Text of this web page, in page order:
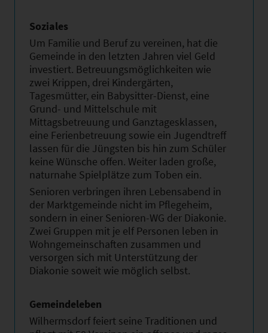
Soziales
Um Familie und Beruf zu vereinen, hat die
Gemeinde in den letzten Jahren viel Geld
investiert. Betreuungsmöglichkeiten wie
zwei Krippen, drei Kindergärten,
Tagesmütter, ein Babysitter-Dienst, eine
Grund- und Mittelschule mit
Mittagsbetreuung und Ganztagesklassen,
eine Ferienbetreuung sowie ein Jugendtreff
lassen für die Jüngsten bis hin zum Schüler
keine Wünsche offen. Weiter laden große,
naturnahe Spielplätze zum Toben ein.
Senioren verbringen ihren Lebensabend in
der Marktgemeinde nicht im Pflegeheim,
sondern in einer Senioren-WG der Diakonie.
Zwei Gruppen mit je elf Personen leben in
Wohngemeinschaften zusammen und
versorgen sich mit Unterstützung der
Diakonie soweit wie möglich selbst.
Gemeindeleben
Wilhermsdorf feiert seine Traditionen und